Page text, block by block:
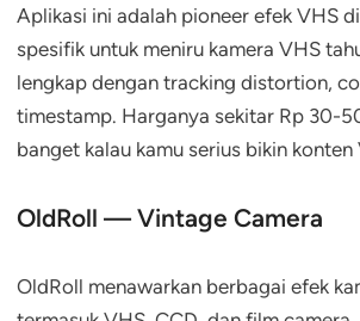
Aplikasi ini adalah pioneer efek VHS
spesifik untuk meniru kamera VHS
lengkap dengan tracking distortion,
timestamp. Harganya sekitar Rp 30-
banget kalau kamu serius bikin
OldRoll — Vintage Camera
OldRoll menawarkan berbagai efek